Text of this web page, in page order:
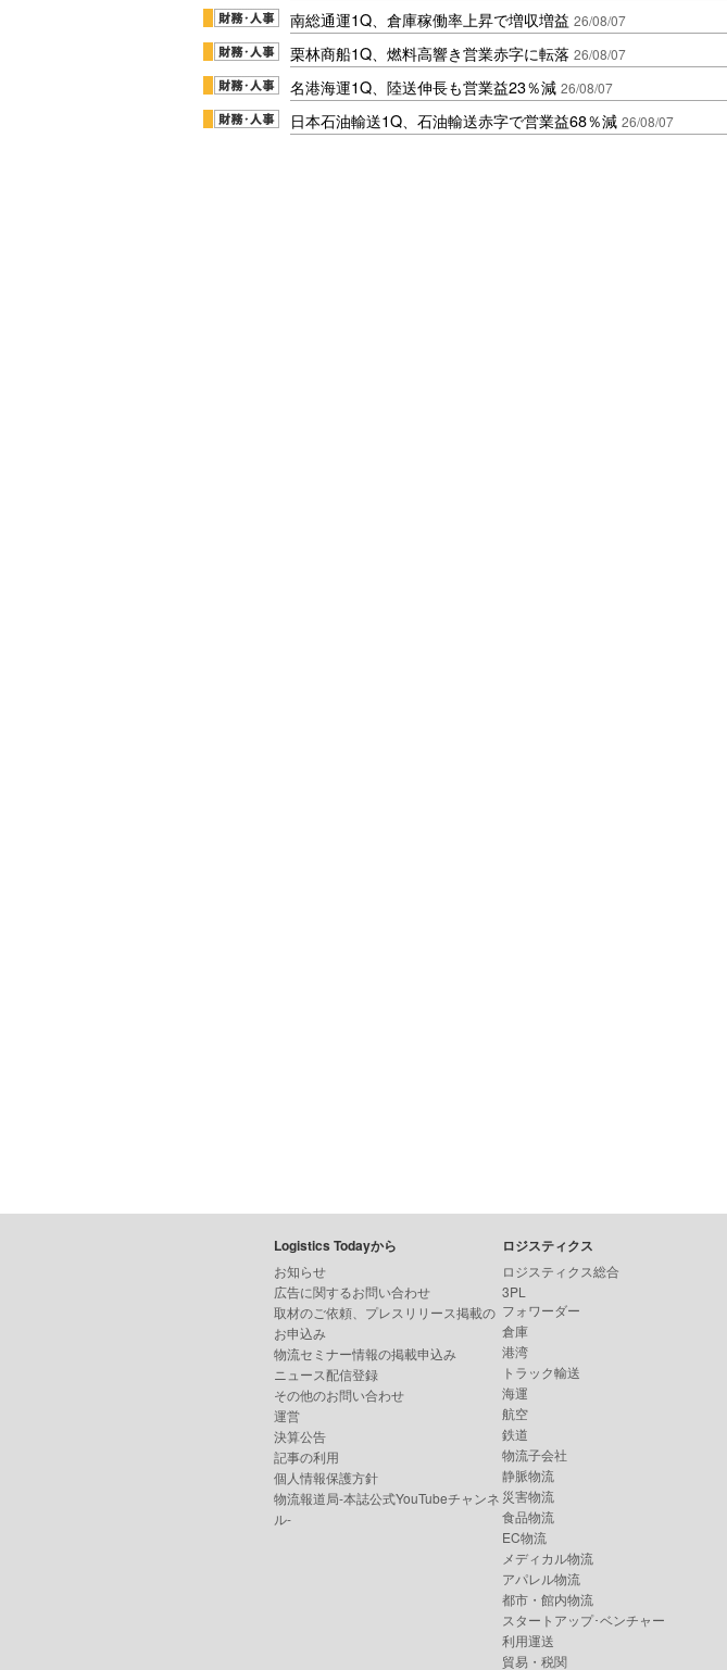
南総通運1Q、倉庫稼働率上昇で増収増益 26/08/07
栗林商船1Q、燃料高響き営業赤字に転落 26/08/07
名港海運1Q、陸送伸長も営業益23％減 26/08/07
日本石油輸送1Q、石油輸送赤字で営業益68％減 26/08/07
Logistics Todayから
お知らせ
広告に関するお問い合わせ
取材のご依頼、プレスリリース掲載の
お申込み
物流セミナー情報の掲載申込み
ニュース配信登録
その他のお問い合わせ
運営
決算公告
記事の利用
個人情報保護方針
物流報道局-本誌公式YouTubeチャンネ
ル-
ロジスティクス
ロジスティクス総合
3PL
フォワーダー
倉庫
港湾
トラック輸送
海運
航空
鉄道
物流子会社
静脈物流
災害物流
食品物流
EC物流
メディカル物流
アパレル物流
都市・館内物流
スタートアップ･ベンチャー
利用運送
貿易・税関